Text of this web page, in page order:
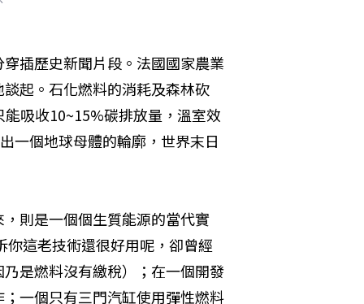
插歷史新聞片段。法國國家農業
起。石化燃料的消耗及森林砍
吸收10~15%碳排放量，溫室效
一個地球母體的輪廓，世界末日
則是一個個生質能源的當代實
這老技術還很好用呢，卻曾經
是燃料沒有繳稅）；在一個開發
一個只有三門汽缸使用彈性燃料